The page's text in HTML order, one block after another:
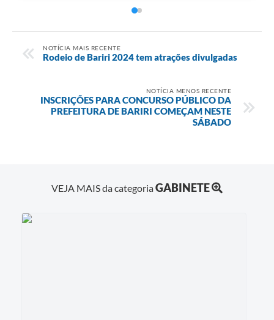
NOTÍCIA MAIS RECENTE
Rodeio de Bariri 2024 tem atrações divulgadas
NOTÍCIA MENOS RECENTE
INSCRIÇÕES PARA CONCURSO PÚBLICO DA
PREFEITURA DE BARIRI COMEÇAM NESTE
SÁBADO
VEJA MAIS da categoriaGABINETE